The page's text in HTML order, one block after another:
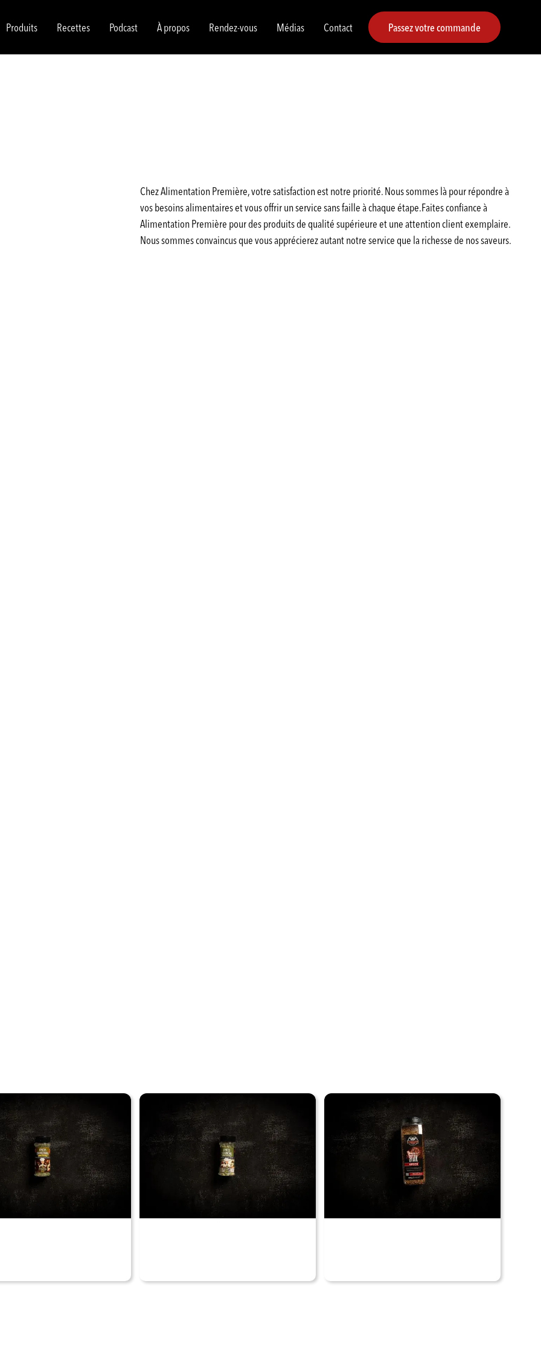
Produits Recettes Podcast À propos Rendez-vous Médias Contact Passez votre commande
Chez Alimentation Première, votre satisfaction est notre priorité. Nous sommes là pour répondre à
vos besoins alimentaires et vous offrir un service sans faille à chaque étape.Faites confiance à
Alimentation Première pour des produits de qualité supérieure et une attention client exemplaire.
Nous sommes convaincus que vous apprécierez autant notre service que la richesse de nos saveurs.